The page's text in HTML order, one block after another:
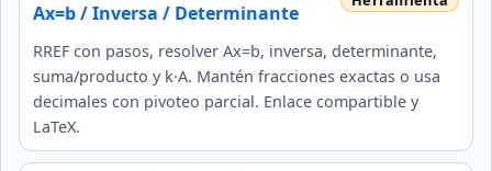
Ax=b / Inversa / Determinante
RREF con pasos, resolver Ax=b, inversa, determinante,
suma/producto y k·A. Mantén fracciones exactas o usa
decimales con pivoteo parcial. Enlace compartible y
LaTeX.